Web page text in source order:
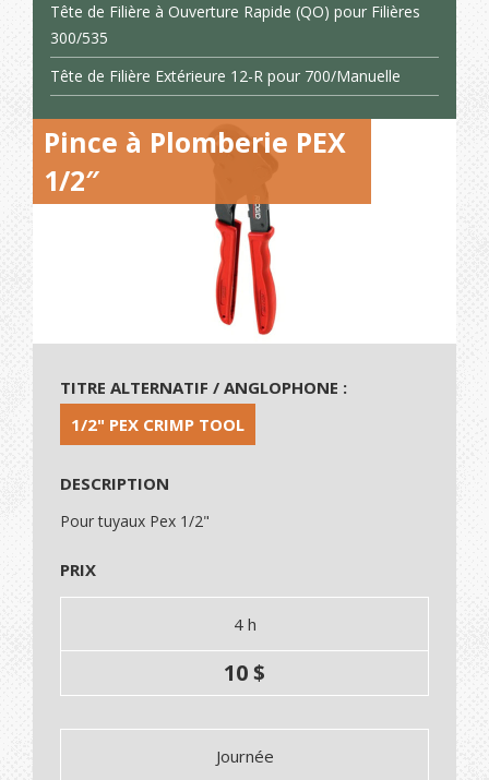
Tête de Filière à Ouverture Rapide (QO) pour Filières
300/535
Tête de Filière Extérieure 12-R pour 700/Manuelle
Pince à Plomberie PEX
1/2″
TITRE ALTERNATIF / ANGLOPHONE :
1/2" PEX CRIMP TOOL
DESCRIPTION
Pour tuyaux Pex 1/2"
PRIX
4 h
10 $
Journée